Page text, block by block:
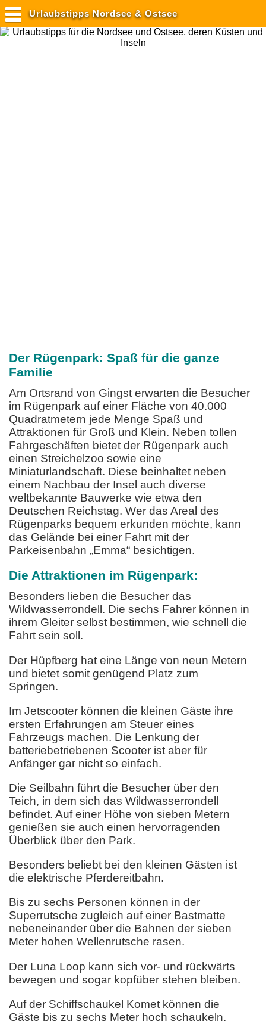
Urlaubstipps Nordsee & Ostsee
Der Rügenpark: Spaß für die ganze
Familie
Am Ortsrand von Gingst erwarten die Besucher
im Rügenpark auf einer Fläche von 40.000
Quadratmetern jede Menge Spaß und
Attraktionen für Groß und Klein. Neben tollen
Fahrgeschäften bietet der Rügenpark auch
einen Streichelzoo sowie eine
Miniaturlandschaft. Diese beinhaltet neben
einem Nachbau der Insel auch diverse
weltbekannte Bauwerke wie etwa den
Deutschen Reichstag. Wer das Areal des
Rügenparks bequem erkunden möchte, kann
das Gelände bei einer Fahrt mit der
Parkeisenbahn „Emma“ besichtigen.
Die Attraktionen im Rügenpark:
Besonders lieben die Besucher das
Wildwasserrondell. Die sechs Fahrer können in
ihrem Gleiter selbst bestimmen, wie schnell die
Fahrt sein soll.
Der Hüpfberg hat eine Länge von neun Metern
und bietet somit genügend Platz zum
Springen.
Im Jetscooter können die kleinen Gäste ihre
ersten Erfahrungen am Steuer eines
Fahrzeugs machen. Die Lenkung der
batteriebetriebenen Scooter ist aber für
Anfänger gar nicht so einfach.
Die Seilbahn führt die Besucher über den
Teich, in dem sich das Wildwasserrondell
befindet. Auf einer Höhe von sieben Metern
genießen sie auch einen hervorragenden
Überblick über den Park.
Besonders beliebt bei den kleinen Gästen ist
die elektrische Pferdereitbahn.
Bis zu sechs Personen können in der
Superrutsche zugleich auf einer Bastmatte
nebeneinander über die Bahnen der sieben
Meter hohen Wellenrutsche rasen.
Der Luna Loop kann sich vor- und rückwärts
bewegen und sogar kopfüber stehen bleiben.
Auf der Schiffschaukel Komet können die
Gäste bis zu sechs Meter hoch schaukeln.